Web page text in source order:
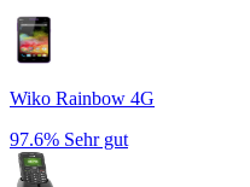
Wiko Rainbow 4G
97.6% Sehr gut